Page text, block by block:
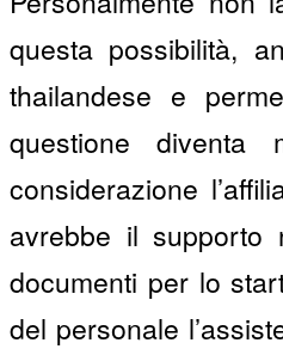
questa possibilità,
thailandese e
questione diventa
considerazione
avrebbe il
documenti per lo
del personale